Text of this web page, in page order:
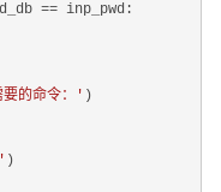
== inp_pwd:
要的命令：' )
)